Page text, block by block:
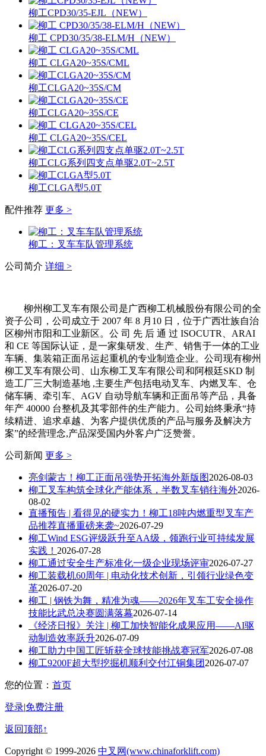
柳工CPD30/35-EJL（NEW）
柳工 CPD30/35/38-ELM/H（NEW）
柳工 CLGA20~35S/CML
柳工CLGA20~35S/CM
柳工CLGA20~35S/CE
柳工 CLGA20~35S/CEL
柳工CLG系列四支点单驱2.0T~2.5T
柳工CLGA型5.0T
配件推荐 更多 >
柳工：叉车车队管理系统
公司简介 详细 >
柳州柳工叉车有限公司是广西柳工机械股份有限公司的全
资子公司，公司成立于 2007 年 8 月10 日，位于广西壮族自治
区柳州市阳和工业新区。公 司 先 后 通 过 ISOCUTR、ARAI
和 CE 等国际认证，是一家集研发、生产、销售于一体的工业
车辆、集装箱正面吊运起重机的专业制造企业。公司现有柳州
柳工叉车有限公司、山东柳工叉车有限公司和阿根廷SKD 制
造工厂三大制造基地 ,主要生产包括电动叉车、内燃叉车、仓
储车辆、牵引车、AGV 自动导航车辆和正面吊等产品，具备
年产 40000 台整机及其零部件的生产能力。公司始终秉承“持
续精进、追求卓越、为客户提供优质的产品与服务及解决方
案”的经营理念,产品深受国内外客户广泛赞誉。
公司新闻 更多 >
亮剑蒙古！柳工正面吊强势开拓海外新版图2026-08-03
柳工叉车构筑全球化产能体系，半数叉车销往海外2026-
08-02
直播预告 | 看得见的硬实力！柳工18吨内燃重型叉车产
品推荐直播重磅来袭~2026-07-29
柳工Wind ESG评级跃升至AA级，领跑行业可持续发展
实践！ 2026-07-28
柳工通过安全生产标准化一级企业现场评审2026-07-27
柳工装载机60周年 | 电动化技术创新，引领行业绿色变
革2026-07-20
柳工 | 钢铁为舞，精准为魂——2026年叉车工安全操作
技能比武总决赛圆满落幕2026-07-14
《经济日报》关注 | 柳工加快智能化成果应用——AI驱
动制造效率跃升2026-07-09
柳工助力中国工匠斩获全球技能挑战赛冠军2026-07-08
柳工9200F超大型挖掘机顺利交付江铜集团2026-07-07
您的位置： 首页
登录|免费注册
返回顶部↑
Copyright © 1999-2026 中叉网(www.chinaforklift.com)